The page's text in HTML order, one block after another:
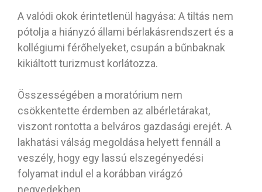
A valódi okok érintetlenül hagyása: A tiltás nem
pótolja a hiányzó állami bérlakásrendszert és a
kollégiumi férőhelyeket, csupán a bűnbaknak
kikiáltott turizmust korlátozza.
Összességében a moratórium nem
csökkentette érdemben az albérletárakat,
viszont rontotta a belváros gazdasági erejét. A
lakhatási válság megoldása helyett fennáll a
veszély, hogy egy lassú elszegényedési
folyamat indul el a korábban virágzó
negyedekben.